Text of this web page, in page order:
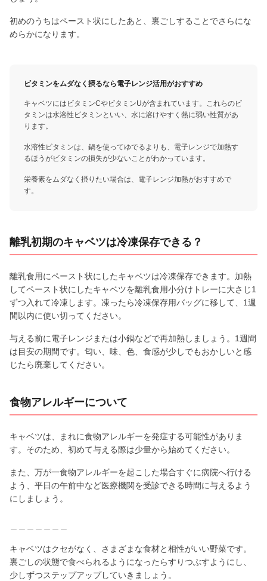
初めのうちはペースト状にしたあと、裏ごしすることでさらにな
めらかになります。
ビタミンをムダなく摂るなら電子レンジ活用がおすすめ
キャベツにはビタミンCやビタミンUが含まれています。これらのビ
タミンは水溶性ビタミンといい、水に溶けやすく熱に弱い性質があ
ります。
水溶性ビタミンは、鍋を使ってゆでるよりも、電子レンジで加熱す
るほうがビタミンの損失が少ないことがわかっています。
栄養素をムダなく摂りたい場合は、電子レンジ加熱がおすすめで
す。
離乳初期のキャベツは冷凍保存できる？
離乳食用にペースト状にしたキャベツは冷凍保存できます。加熱
してペースト状にしたキャベツを離乳食用小分けトレーに大さじ1
ずつ入れて冷凍します。凍ったら冷凍保存用バッグに移して、1週
間以内に使い切ってください。
与える前に電子レンジまたは小鍋などで再加熱しましょう。1週間
は目安の期間です。匂い、味、色、食感が少しでもおかしいと感
じたら廃棄してください。
食物アレルギーについて
キャベツは、まれに食物アレルギーを発症する可能性がありま
す。そのため、初めて与える際は少量から始めてください。
また、万が一食物アレルギーを起こした場合すぐに病院へ行ける
よう、平日の午前中など医療機関を受診できる時間に与えるよう
にしましょう。
キャベツはクセがなく、さまざまな食材と相性がいい野菜です。
裏ごしの状態で食べられるようになったらすりつぶすようにし、
少しずつステップアップしていきましょう。